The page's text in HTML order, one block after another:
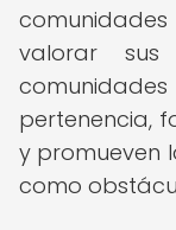
valorar sus
pertenencia,
y promueven
como